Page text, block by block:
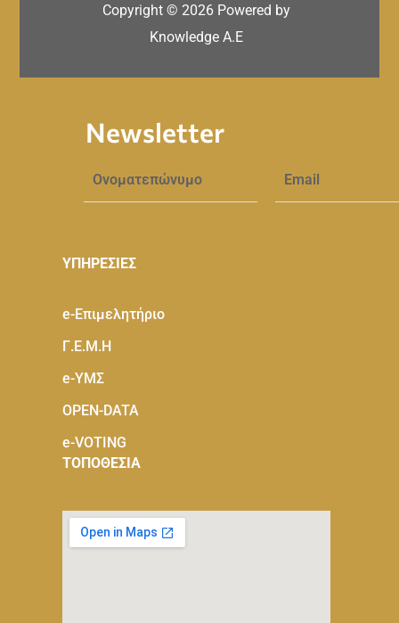
Copyright © 2026 Powered by
Knowledge A.E
Newsletter
ΥΠΗΡΕΣΙΕΣ
e-Eπιμελητήριο
Γ.Ε.Μ.Η
e-ΥΜΣ
OPEN-DATA
e-VOTING
ΤΟΠΟΘΕΣΙΑ